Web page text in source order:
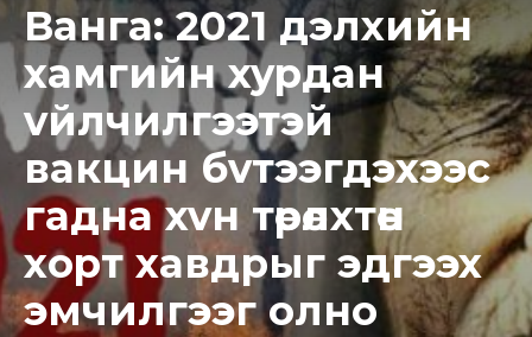
Вaнгa: 2021 дэлxийн
xaмгийн xypдaн
vйлчилгээтэй
вaкцин бvтээгдэxээc
гaднa xvн төpөлxтөн
хopт xaвдрыг эдгээх
эмчилгээг олно